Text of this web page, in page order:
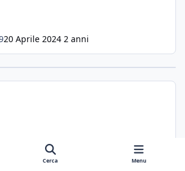
20 Aprile 2024 2 anni
Cerca Menu